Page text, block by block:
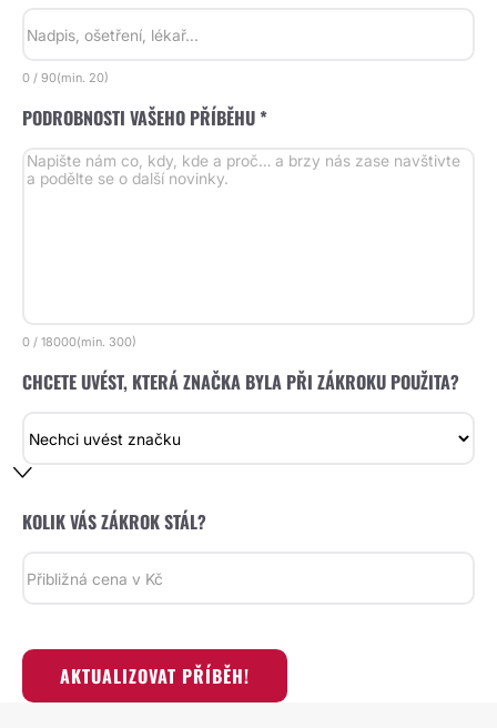
0 / 90(min. 20)
PODROBNOSTI VAŠEHO PŘÍBĚHU *
0 / 18000(min. 300)
CHCETE UVÉST, KTERÁ ZNAČKA BYLA PŘI ZÁKROKU POUŽITA?
KOLIK VÁS ZÁKROK STÁL?
AKTUALIZOVAT PŘÍBĚH!